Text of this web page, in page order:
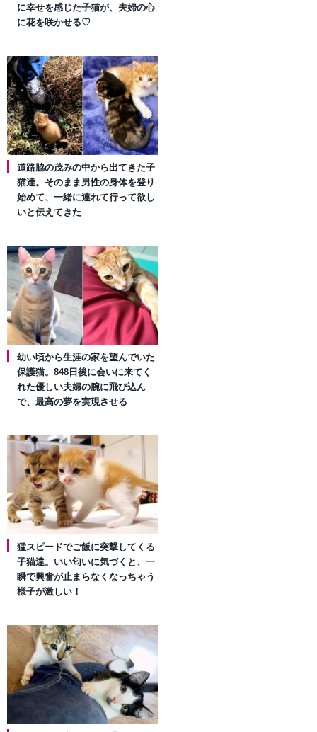
に幸せを感じた子猫が、夫婦の心
に花を咲かせる♡
道路脇の茂みの中から出てきた子
猫達。そのまま男性の身体を登り
始めて、一緒に連れて行って欲し
いと伝えてきた
幼い頃から生涯の家を望んでいた
保護猫。848日後に会いに来てく
れた優しい夫婦の腕に飛び込ん
で、最高の夢を実現させる
猛スピードでご飯に突撃してくる
子猫達。いい匂いに気づくと、一
瞬で興奮が止まらなくなっちゃう
様子が激しい！